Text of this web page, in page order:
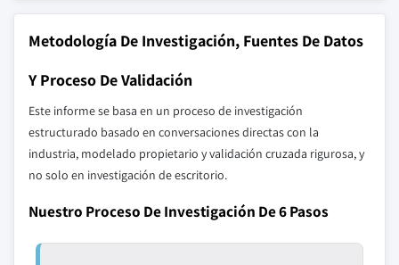
Metodología De Investigación, Fuentes De Datos
Y Proceso De Validación
Este informe se basa en un proceso de investigación
estructurado basado en conversaciones directas con la
industria, modelado propietario y validación cruzada rigurosa, y
no solo en investigación de escritorio.
Nuestro Proceso De Investigación De 6 Pasos